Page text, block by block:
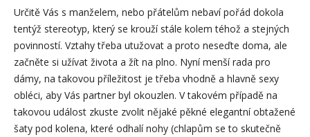
Určitě Vás s manželem, nebo přátelům nebaví pořád dokola
tentýž stereotyp, který se krouží stále kolem téhož a stejných
povinností. Vztahy třeba utužovat a proto neseďte doma, ale
začněte si užívat života a žít na plno. Nyní menší rada pro
dámy, na takovou příležitost je třeba vhodně a hlavně sexy
obléci, aby Vás partner byl okouzlen. V takovém případě na
takovou událost zkuste zvolit nějaké pěkné elegantní obtažené
šaty pod kolena, které odhalí nohy (chlapům se to skutečně